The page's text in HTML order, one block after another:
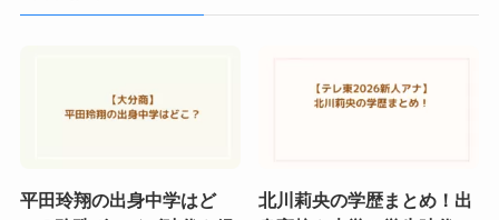
平田玲翔の出身中学はど
北川莉央の学歴まとめ！出